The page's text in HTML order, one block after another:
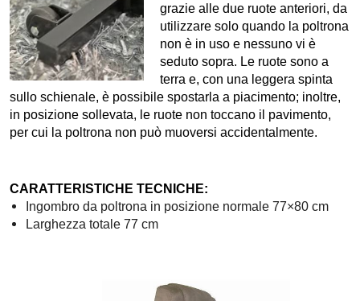
grazie alle due ruote anteriori, da
utilizzare solo quando la poltrona
non è in uso e nessuno vi è
seduto sopra. Le ruote sono a
terra e, con una leggera spinta
sullo schienale, è possibile spostarla a piacimento; inoltre,
in posizione sollevata, le ruote non toccano il pavimento,
per cui la poltrona non può muoversi accidentalmente.
CARATTERISTICHE TECNICHE:
Ingombro da poltrona in posizione normale 77×80 cm
Larghezza totale 77 cm